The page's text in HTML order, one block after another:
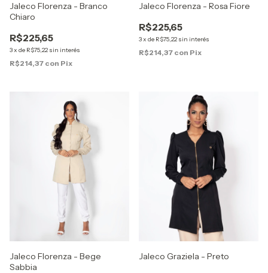
Jaleco Florenza - Branco
Chiaro
R$225,65
3x de R$75,22 sin interés
R$214,37 con Pix
Jaleco Florenza - Rosa Fiore
R$225,65
3x de R$75,22 sin interés
R$214,37 con Pix
Jaleco Florenza - Bege
Sabbia
Jaleco Graziela - Preto